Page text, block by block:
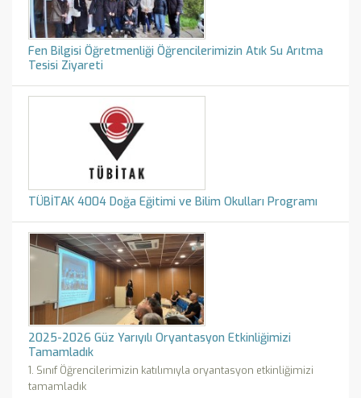
Fen Bilgisi Öğretmenliği Öğrencilerimizin Atık Su Arıtma
Tesisi Ziyareti
TÜBİTAK 4004 Doğa Eğitimi ve Bilim Okulları Programı
2025-2026 Güz Yarıyılı Oryantasyon Etkinliğimizi
Tamamladık
1. Sınıf Öğrencilerimizin katılımıyla oryantasyon etkinliğimizi
tamamladık